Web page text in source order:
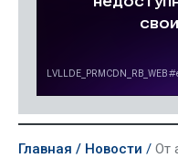
Главная Новости От атак